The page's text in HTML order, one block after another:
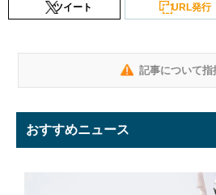
ツイート URL発行
記事について指
おすすめニュース